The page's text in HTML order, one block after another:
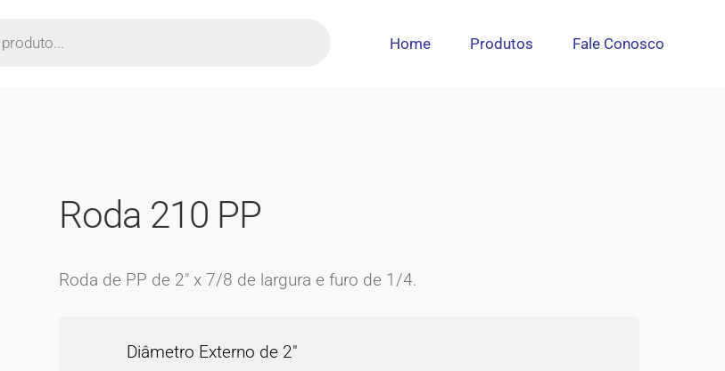
Home Produtos Fale Conosco
Roda 210 PP
Roda de PP de 2″ x 7/8 de largura e furo de 1/4.
Diâmetro Externo de 2″